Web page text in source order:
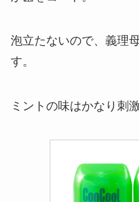
泡立たないので、義理
す。
ミントの味はかなり刺